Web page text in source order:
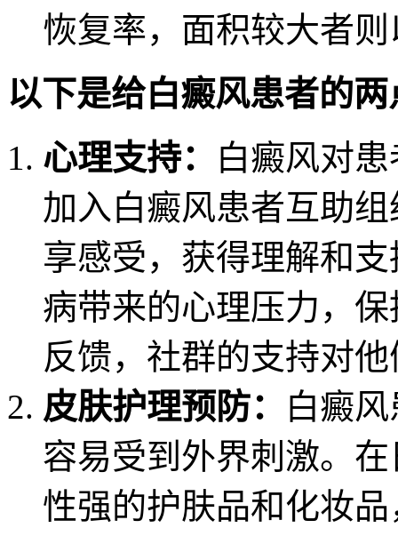
恢复率，面积较大者
以下是给白癜风患者的
心理支持：
白癜风对
加入白癜风患者互助
享感受，获得理解和
病带来的心理压力，
反馈，社群的支持对
皮肤护理预防：
白癜
容易受到外界刺激。
性强的护肤品和化妆